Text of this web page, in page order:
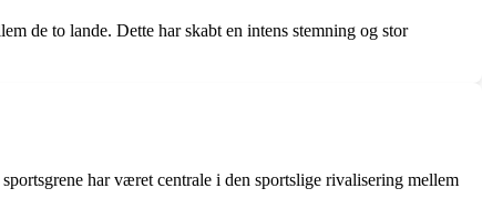
de to lande. Dette har skabt en intens stemning og stor
har været centrale i den sportslige rivalisering mellem